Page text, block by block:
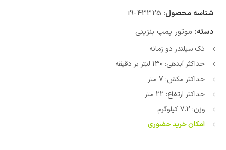
شناسه محصول: i9-43325
دسته: موتور پمپ بنزینی
تک سیلندر دو زمانه
حداکثر آبدهی: 130 لیتر بر دقیقه
حداکثر مکش: 7 متر
حداکثر ارتفاع: 22 متر
وزن: 7.2 کیلوگرم
امکان خرید حضوری